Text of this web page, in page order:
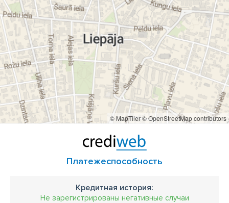
© MapTiler© OpenStreetMap contributors
Платежеспособность
Кредитная история:
Не зарегистрированы негативные случаи